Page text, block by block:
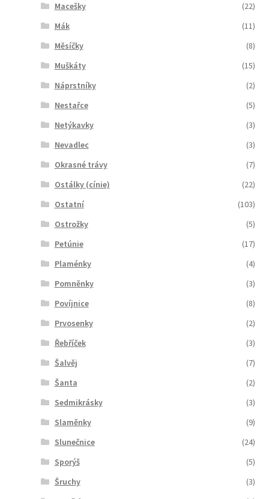
Macešky
(22)
Mák
(11)
Měsíčky
(8)
Muškáty
(15)
Náprstníky
(2)
Nestařce
(5)
Netýkavky
(3)
Nevadlec
(3)
Okrasné trávy
(7)
Ostálky (cínie)
(22)
Ostatní
(103)
Ostrožky
(5)
Petúnie
(17)
Plaménky
(4)
Pomněnky
(3)
Povíjnice
(8)
Prvosenky
(2)
Řebříček
(3)
Šalvěj
(7)
Šanta
(2)
Sedmikrásky
(3)
Slaměnky
(9)
Slunečnice
(24)
Sporýš
(5)
Šruchy
(3)